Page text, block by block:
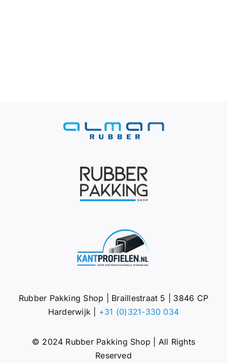
Rubber Pakking Shop | Braillestraat 5 | 3846 CP
Harderwijk | +31 (0)321-330 034
© 2024 Rubber Pakking Shop | All Rights
Reserved